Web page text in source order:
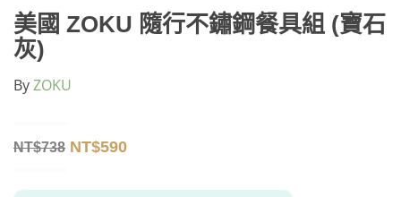
美國 ZOKU 隨行不鏽鋼餐具組 (寶石
灰)
ByZOKU
NT$738 NT$590